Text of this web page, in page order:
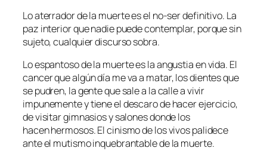
Lo aterrador de la muerte es el no-ser definitivo. La
paz interior que nadie puede contemplar, porque sin
sujeto, cualquier discurso sobra.
Lo espantoso de la muerte es la angustia en vida. El
cancer que algún día me va a matar, los dientes que
se pudren, la gente que sale a la calle a vivir
impunemente y tiene el descaro de hacer ejercicio,
de visitar gimnasios y salones donde los
hacen hermosos. El cinismo de los vivos palidece
ante el mutismo inquebrantable de la muerte.